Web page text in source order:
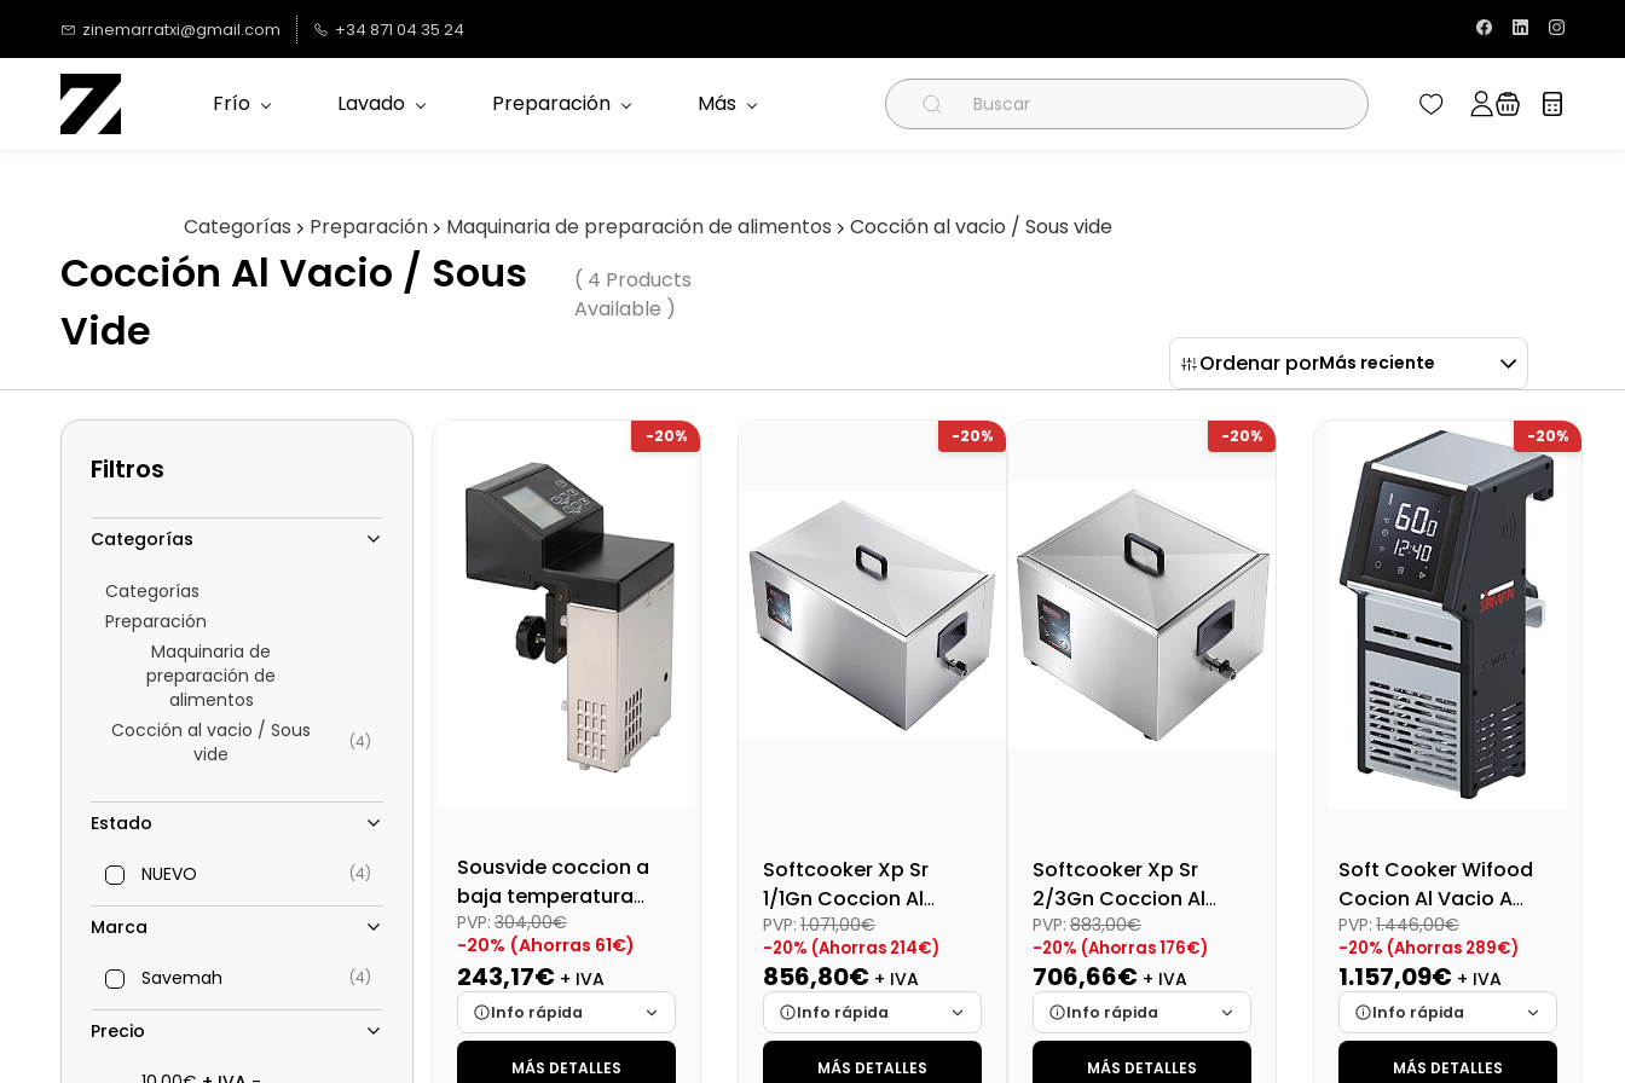
contenido
principal
zinemarratxi@gmail.com +34 871 04 35 24
Frío Lavado Preparación Más
Categorías Preparación Maquinaria de preparación de alimentos Cocción al vacio / Sous vide
Cocción Al Vacio / Sous
Vide
( 4 Products
Available )
Ordenar porMás reciente
Filtros
Categorías
Categorías
Preparación
Maquinaria de
preparación de
alimentos
Cocción al vacio / Sous
vide
(4)
Estado
NUEVO (4)
Marca
Savemah (4)
Precio
-20%
Sousvide coccion a
baja temperatura
Svcp-120
PVP: 304,00€
-20% (Ahorras 61€)
243,17€ + IVA
Info rápida
Marca
Cargando…
MÁS DETALLES
-20%
Softcooker Xp Sr
1/1Gn Coccion Al
Vacio A Baja
Tempetura Sous Vide
PVP: 1.071,00€
-20% (Ahorras 214€)
856,80€ + IVA
Info rápida
Marca
Cargando…
MÁS DETALLES
-20%
Softcooker Xp Sr
2/3Gn Coccion Al
Vacio A Baja
Tempetura Sous Vide
PVP: 883,00€
-20% (Ahorras 176€)
706,66€ + IVA
Info rápida
Marca
Cargando…
MÁS DETALLES
-20%
Soft Cooker Wifood
Cocion Al Vacio A
Baja Temperatura
Sous Vice
PVP: 1.446,00€
-20% (Ahorras 289€)
1.157,09€ + IVA
Info rápida
Marca
Cargando…
MÁS DETALLES